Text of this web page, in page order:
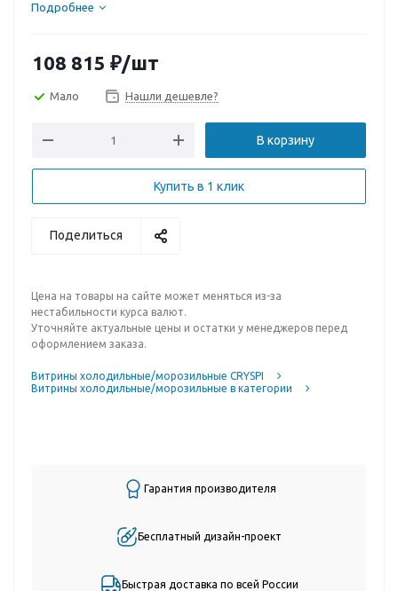
Подробнее
108 815 ₽/шт
Мало Нашли дешевле?
В корзину
Купить в 1 клик
Поделиться
Цена на товары на сайте может меняться из-за
нестабильности курса валют.
Уточняйте актуальные цены и остатки у менеджеров перед
оформлением заказа.
Витрины холодильные/морозильные CRYSPI
Витрины холодильные/морозильные в категории
Гарантия производителя
Бесплатный дизайн-проект
Быстрая доставка по всей России